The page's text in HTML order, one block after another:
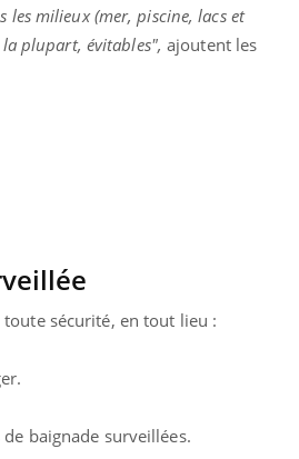
les milieux (mer, piscine, lacs et
plupart, évitables", ajoutent les
sécurité, en tout lieu :
baignade surveillées.